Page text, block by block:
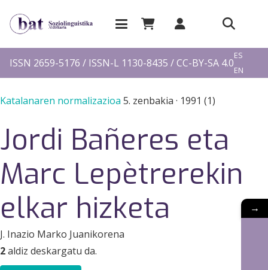
ISSN 2659-5176 / ISSN-L 1130-8435 / CC-BY-SA 4.0
ES
EN
Katalanaren normalizazioa 5. zenbakia · 1991 (1)
Jordi Bañeres eta
Marc Lepètrerekin
elkar hizketa
J. Inazio Marko Juanikorena
2aldiz deskargatu da.
→